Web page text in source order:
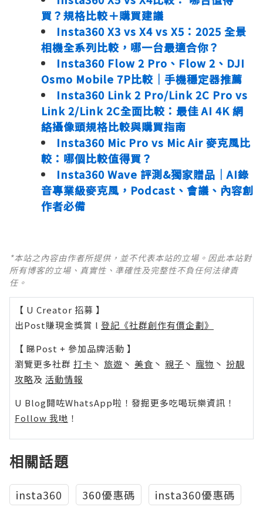
買？規格比較＋購買建議
Insta360 X3 vs X4 vs X5：2025 全景
相機全系列比較，哪一台最適合你？
Insta360 Flow 2 Pro、Flow 2、DJI
Osmo Mobile 7P比較｜手機穩定器推薦
Insta360 Link 2 Pro/Link 2C Pro vs
Link 2/Link 2C全面比較：最佳 AI 4K 網
絡攝像頭規格比較與購買指南
Insta360 Mic Pro vs Mic Air 麥克風比
較：哪個比較值得買？
Insta360 Wave 評測&獨家贈品｜AI錄
音專業級麥克風，Podcast、會議、內容創
作者必備
*本站之內容由作者所提供，並不代表本站的立場。因此本站對
所有博客的立場、真實性、準確性及完整性不負任何法律責
任。
【 U Creator 招募 】
出Post賺現金獎賞 l 登記《社群創作有價企劃》
【 睇Post + 參加品牌活動 】
瀏覽更多社群 打卡 丶 旅遊 丶 美食 丶 親子 丶 寵物 丶 扮靚
攻略及 活動情報
U Blog開咗WhatsApp啦！發掘更多吃喝玩樂資訊！
Follow 我哋 ！
相關話題
insta360 360優惠碼 insta360優惠碼